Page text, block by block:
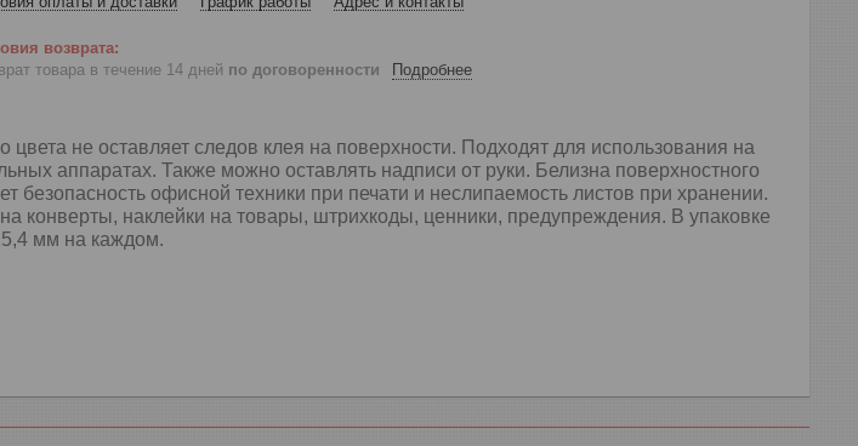
товара в течение 14 дней по договоренности Подробнее
не оставляет следов клея на поверхности. Подходят для использования на
аппаратах. Также можно оставлять надписи от руки. Белизна поверхностного
безопасность офисной техники при печати и неслипаемость листов при хранении.
конверты, наклейки на товары, штрихкоды, ценники, предупреждения. В упаковке
мм на каждом.